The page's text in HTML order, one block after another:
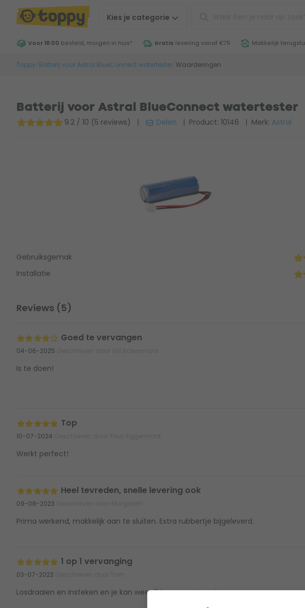
Kies je categorie
Voor 18:00 besteld, morgen in huis* Gratis levering vanaf €75 Makkelijk
Toppy Batterij voor Astral BlueConnect watertester Waarderingen
Batterij voor Astral BlueConnect watertester
9.2 / 10 (5 reviews) | Delen | Product: 10146 | Merk: Astral
Gebruiksgemak
Installatie
Reviews (5)
Goed te vervangen
04-06-2025
Is te doen!
Top
10-07-2024
Werkt perfect!
Heel tevreden, snelle levering ook
09-08-2023
Prima werkend, makkelijk aan te sluiten. Extra rubbertje bijgeleverd.
1 op 1 vervanging
03-07-2023
Losdraaien en insteken en je kan weer 2 jaar weg, toppy!